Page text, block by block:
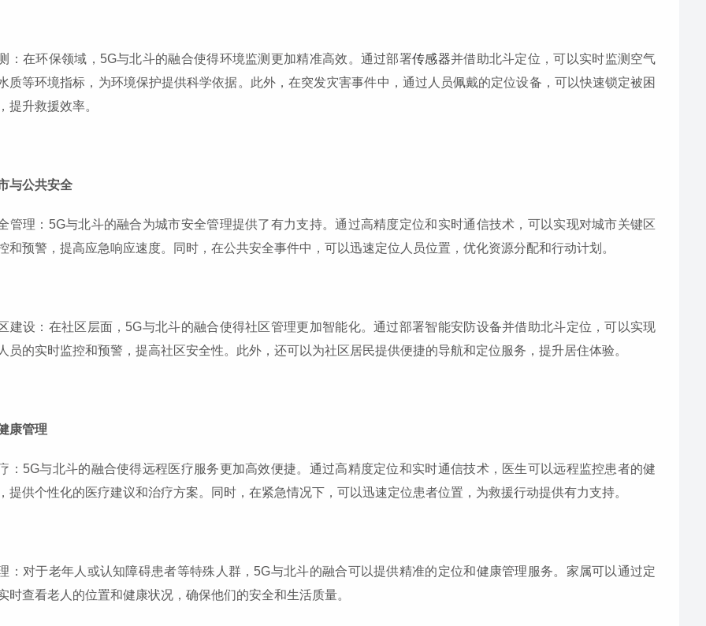
：在环保领域，5G与北斗的融合使得环境监测更加精准高效。通过部署传感器并借助北斗定位，可以实时监测空气
质等环境指标，为环境保护提供科学依据。此外，在突发灾害事件中，通过人员佩戴的定位设备，可以快速锁定被困
提升救援效率。
与公共安全
管理：5G与北斗的融合为城市安全管理提供了有力支持。通过高精度定位和实时通信技术，可以实现对城市关键区
和预警，提高应急响应速度。同时，在公共安全事件中，可以迅速定位人员位置，优化资源分配和行动计划。
建设：在社区层面，5G与北斗的融合使得社区管理更加智能化。通过部署智能安防设备并借助北斗定位，可以实现
员的实时监控和预警，提高社区安全性。此外，还可以为社区居民提供便捷的导航和定位服务，提升居住体验。
康管理
：5G与北斗的融合使得远程医疗服务更加高效便捷。通过高精度定位和实时通信技术，医生可以远程监控患者的健
提供个性化的医疗建议和治疗方案。同时，在紧急情况下，可以迅速定位患者位置，为救援行动提供有力支持。
：对于老年人或认知障碍患者等特殊人群，5G与北斗的融合可以提供精准的定位和健康管理服务。家属可以通过定
时查看老人的位置和健康状况，确保他们的安全和生活质量。